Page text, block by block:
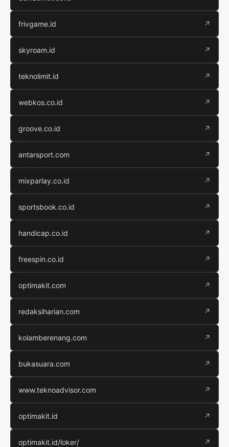
frivgame.id ↗
skyroam.id ↗
teknolimit.id ↗
webkos.co.id ↗
groove.co.id ↗
antarsport.com ↗
mixparlay.co.id ↗
sportsbook.co.id ↗
handicap.co.id ↗
freespin.co.id ↗
optimakit.com ↗
redaksiharian.com ↗
kolamberenang.com ↗
bukasuara.com ↗
www.teknoadvisor.com ↗
optimakit.id ↗
optimakit.id/loker/ ↗